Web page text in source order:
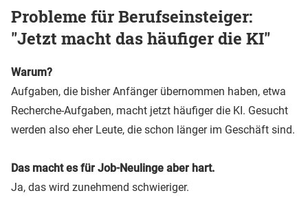
Probleme für Berufseinsteiger:
"Jetzt macht das häufiger die KI"
Warum?
Aufgaben, die bisher Anfänger übernommen haben, etwa
Recherche-Aufgaben, macht jetzt häufiger die KI. Gesucht
werden also eher Leute, die schon länger im Geschäft sind.
Das macht es für Job-Neulinge aber hart.
Ja, das wird zunehmend schwieriger.